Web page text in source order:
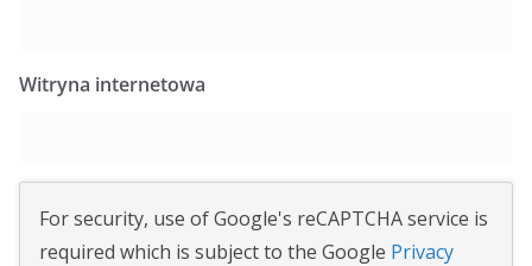
Witryna internetowa
For security, use of Google's reCAPTCHA service is
required which is subject to the Google Privacy